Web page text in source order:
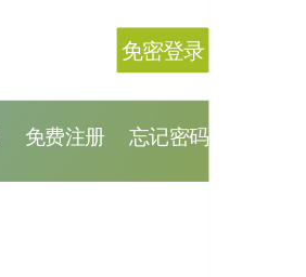
免密登录
免费注册 忘记密码